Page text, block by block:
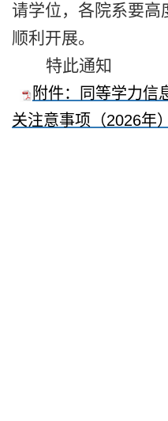
请学位，各院系要高
顺利开展。
特此通知
附件：同等学力信
关注意事项（2026年